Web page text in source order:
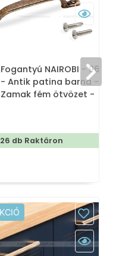
Fogantyú NAIROBI - 96 mm
- Antik patina barna -
Zamak fém ötvözet -
26 db Raktáron